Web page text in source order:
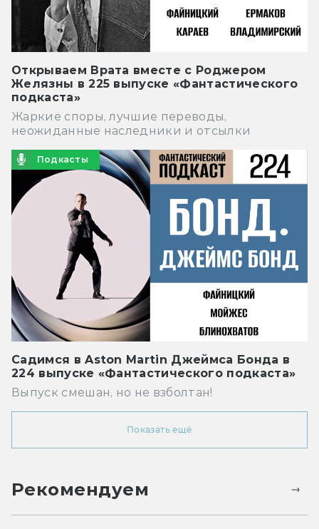
Открываем Врата вместе с Роджером
Желязны в 225 выпуске «Фантастического
подкаста»
Жаркие споры, лучшие переводы,
неожиданные наследники и отсылки
Подкасты
Садимся в Aston Martin Джеймса Бонда в
224 выпуске «Фантастического подкаста»
Выпуск смешан, но не взболтан!
Показать ещё
Рекомендуем